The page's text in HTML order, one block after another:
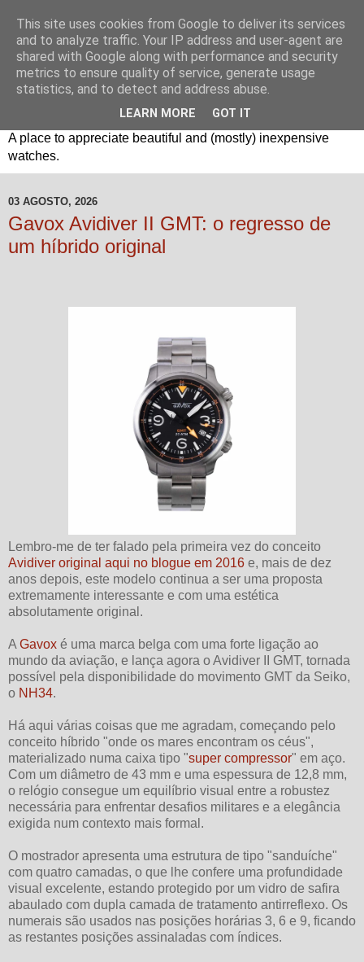
Um espaço sobre relógios "B3": Bons, Bonitos e Baratos. //
A place to appreciate beautiful and (mostly) inexpensive
watches.
03 AGOSTO, 2026
Gavox Avidiver II GMT: o regresso de
um híbrido original
Lembro-me de ter falado pela primeira vez do conceito
Avidiver original aqui no blogue em 2016 e, mais de dez
anos depois, este modelo continua a ser uma proposta
extremamente interessante e com uma estética
absolutamente original.
A Gavox é uma marca belga com uma forte ligação ao
mundo da aviação, e lança agora o Avidiver II GMT, tornada
possível pela disponibilidade do movimento GMT da Seiko,
o NH34.
Há aqui várias coisas que me agradam, começando pelo
conceito híbrido "onde os mares encontram os céus",
materializado numa caixa tipo "super compressor" em aço.
Com um diâmetro de 43 mm e uma espessura de 12,8 mm,
o relógio consegue um equilíbrio visual entre a robustez
necessária para enfrentar desafios militares e a elegância
exigida num contexto mais formal.
O mostrador apresenta uma estrutura de tipo "sanduíche"
com quatro camadas, o que lhe confere uma profundidade
visual excelente, estando protegido por um vidro de safira
abaulado com dupla camada de tratamento antirreflexo. Os
numerais são usados nas posições horárias 3, 6 e 9, ficando
as restantes posições assinaladas com índices.
This site uses cookies from Google to deliver its services
and to analyze traffic. Your IP address and user-agent are
shared with Google along with performance and security
metrics to ensure quality of service, generate usage
statistics, and to detect and address abuse.
LEARN MORE GOT IT